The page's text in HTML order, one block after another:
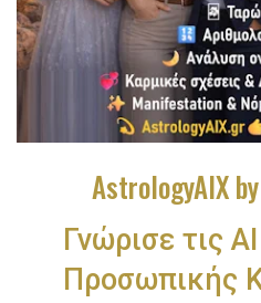
AstrologyAIX
Γνώρισε τις
Προσωπικής